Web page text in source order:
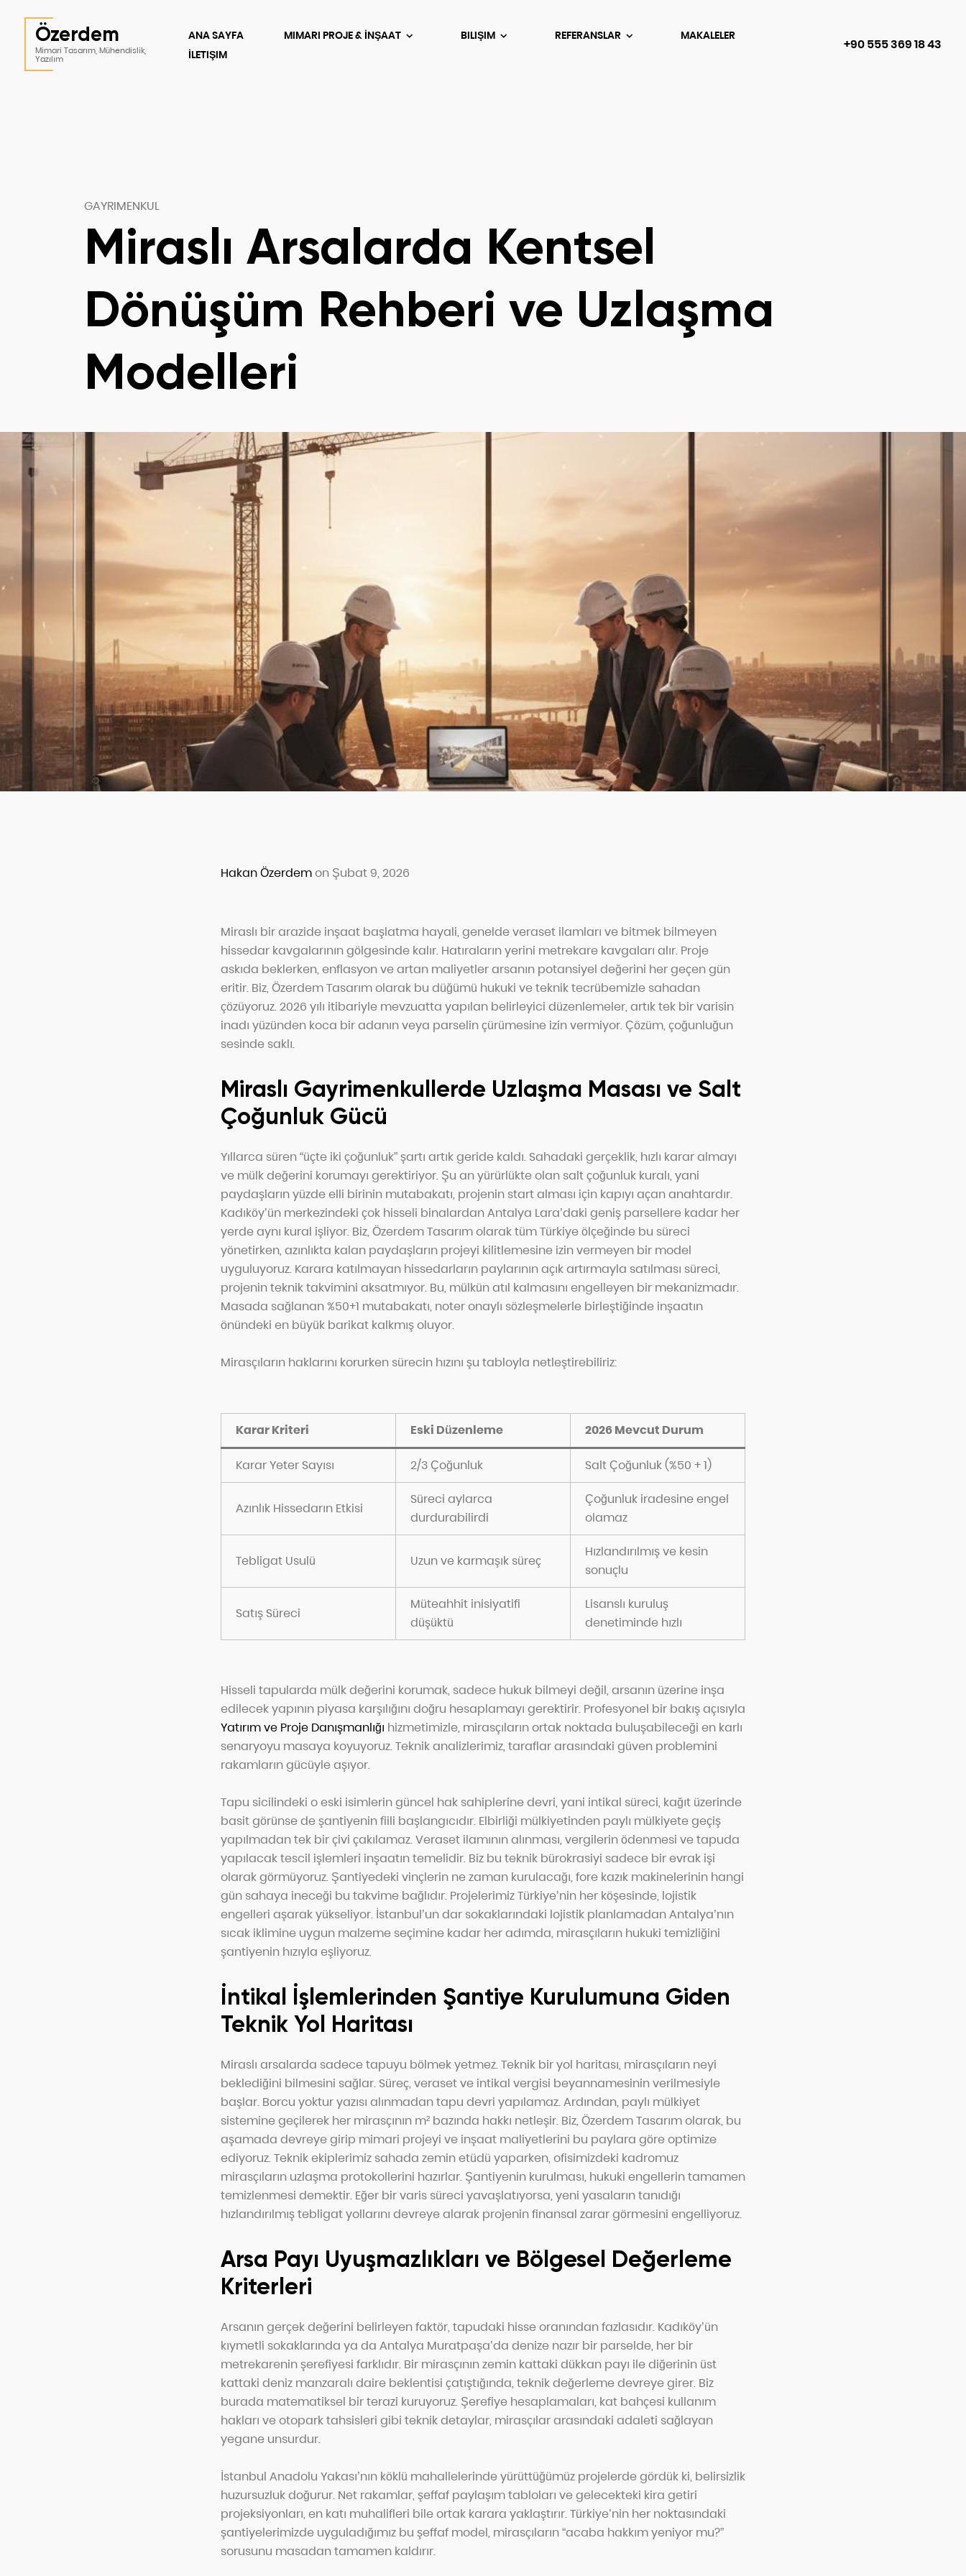
Özerdem
Mimari Tasarım, Mühendislik,
Yazılım
ANA SAYFA MIMARI PROJE & İNŞAAT BILIŞIM REFERANSLAR
MAKALELER
İLETIŞIM
+90 555 369 18 43
GAYRIMENKUL
Miraslı Arsalarda Kentsel
Dönüşüm Rehberi ve Uzlaşma
Modelleri
Hakan Özerdemon Şubat 9, 2026
Miraslı bir arazide inşaat başlatma hayali, genelde veraset ilamları ve bitmek bilmeyen
hissedar kavgalarının gölgesinde kalır. Hatıraların yerini metrekare kavgaları alır. Proje
askıda beklerken, enflasyon ve artan maliyetler arsanın potansiyel değerini her geçen gün
eritir. Biz, Özerdem Tasarım olarak bu düğümü hukuki ve teknik tecrübemizle sahadan
çözüyoruz. 2026 yılı itibariyle mevzuatta yapılan belirleyici düzenlemeler, artık tek bir varisin
inadı yüzünden koca bir adanın veya parselin çürümesine izin vermiyor. Çözüm, çoğunluğun
sesinde saklı.
Miraslı Gayrimenkullerde Uzlaşma Masası ve Salt
Çoğunluk Gücü
Yıllarca süren “üçte iki çoğunluk” şartı artık geride kaldı. Sahadaki gerçeklik, hızlı karar almayı
ve mülk değerini korumayı gerektiriyor. Şu an yürürlükte olan salt çoğunluk kuralı, yani
paydaşların yüzde elli birinin mutabakatı, projenin start alması için kapıyı açan anahtardır.
Kadıköy’ün merkezindeki çok hisseli binalardan Antalya Lara’daki geniş parsellere kadar her
yerde aynı kural işliyor. Biz, Özerdem Tasarım olarak tüm Türkiye ölçeğinde bu süreci
yönetirken, azınlıkta kalan paydaşların projeyi kilitlemesine izin vermeyen bir model
uyguluyoruz. Karara katılmayan hissedarların paylarının açık artırmayla satılması süreci,
projenin teknik takvimini aksatmıyor. Bu, mülkün atıl kalmasını engelleyen bir mekanizmadır.
Masada sağlanan %50+1 mutabakatı, noter onaylı sözleşmelerle birleştiğinde inşaatın
önündeki en büyük barikat kalkmış oluyor.
Mirasçıların haklarını korurken sürecin hızını şu tabloyla netleştirebiliriz:
Karar Kriteri Eski Düzenleme 2026 Mevcut Durum
Karar Yeter Sayısı 2/3 Çoğunluk Salt Çoğunluk (%50 + 1)
Azınlık Hissedarın Etkisi
Süreci aylarca
durdurabilirdi
Çoğunluk iradesine engel
olamaz
Tebligat Usulü Uzun ve karmaşık süreç
Hızlandırılmış ve kesin
sonuçlu
Satış Süreci
Müteahhit inisiyatifi
düşüktü
Lisanslı kuruluş
denetiminde hızlı
Hisseli tapularda mülk değerini korumak, sadece hukuk bilmeyi değil, arsanın üzerine inşa
edilecek yapının piyasa karşılığını doğru hesaplamayı gerektirir. Profesyonel bir bakış açısıyla
Yatırım ve Proje Danışmanlığı hizmetimizle, mirasçıların ortak noktada buluşabileceği en karlı
senaryoyu masaya koyuyoruz. Teknik analizlerimiz, taraflar arasındaki güven problemini
rakamların gücüyle aşıyor.
Tapu sicilindeki o eski isimlerin güncel hak sahiplerine devri, yani intikal süreci, kağıt üzerinde
basit görünse de şantiyenin fiili başlangıcıdır. Elbirliği mülkiyetinden paylı mülkiyete geçiş
yapılmadan tek bir çivi çakılamaz. Veraset ilamının alınması, vergilerin ödenmesi ve tapuda
yapılacak tescil işlemleri inşaatın temelidir. Biz bu teknik bürokrasiyi sadece bir evrak işi
olarak görmüyoruz. Şantiyedeki vinçlerin ne zaman kurulacağı, fore kazık makinelerinin hangi
gün sahaya ineceği bu takvime bağlıdır. Projelerimiz Türkiye’nin her köşesinde, lojistik
engelleri aşarak yükseliyor. İstanbul’un dar sokaklarındaki lojistik planlamadan Antalya’nın
sıcak iklimine uygun malzeme seçimine kadar her adımda, mirasçıların hukuki temizliğini
şantiyenin hızıyla eşliyoruz.
İntikal İşlemlerinden Şantiye Kurulumuna Giden
Teknik Yol Haritası
Miraslı arsalarda sadece tapuyu bölmek yetmez. Teknik bir yol haritası, mirasçıların neyi
beklediğini bilmesini sağlar. Süreç, veraset ve intikal vergisi beyannamesinin verilmesiyle
başlar. Borcu yoktur yazısı alınmadan tapu devri yapılamaz. Ardından, paylı mülkiyet
sistemine geçilerek her mirasçının m² bazında hakkı netleşir. Biz, Özerdem Tasarım olarak, bu
aşamada devreye girip mimari projeyi ve inşaat maliyetlerini bu paylara göre optimize
ediyoruz. Teknik ekiplerimiz sahada zemin etüdü yaparken, ofisimizdeki kadromuz
mirasçıların uzlaşma protokollerini hazırlar. Şantiyenin kurulması, hukuki engellerin tamamen
temizlenmesi demektir. Eğer bir varis süreci yavaşlatıyorsa, yeni yasaların tanıdığı
hızlandırılmış tebligat yollarını devreye alarak projenin finansal zarar görmesini engelliyoruz.
Arsa Payı Uyuşmazlıkları ve Bölgesel Değerleme
Kriterleri
Arsanın gerçek değerini belirleyen faktör, tapudaki hisse oranından fazlasıdır. Kadıköy’ün
kıymetli sokaklarında ya da Antalya Muratpaşa’da denize nazır bir parselde, her bir
metrekarenin şerefiyesi farklıdır. Bir mirasçının zemin kattaki dükkan payı ile diğerinin üst
kattaki deniz manzaralı daire beklentisi çatıştığında, teknik değerleme devreye girer. Biz
burada matematiksel bir terazi kuruyoruz. Şerefiye hesaplamaları, kat bahçesi kullanım
hakları ve otopark tahsisleri gibi teknik detaylar, mirasçılar arasındaki adaleti sağlayan
yegane unsurdur.
İstanbul Anadolu Yakası’nın köklü mahallelerinde yürüttüğümüz projelerde gördük ki, belirsizlik
huzursuzluk doğurur. Net rakamlar, şeffaf paylaşım tabloları ve gelecekteki kira getiri
projeksiyonları, en katı muhalifleri bile ortak karara yaklaştırır. Türkiye’nin her noktasındaki
şantiyelerimizde uyguladığımız bu şeffaf model, mirasçıların “acaba hakkım yeniyor mu?”
sorusunu masadan tamamen kaldırır.